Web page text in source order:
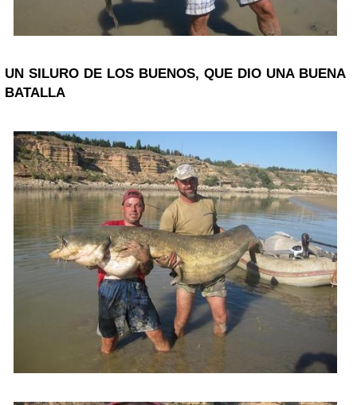
UN SILURO DE LOS BUENOS, QUE DIO UNA BUENA
BATALLA